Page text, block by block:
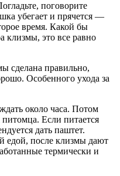
поговорите
убегает и прячется —
время. Какой бы
клизмы, это все равно
сделана правильно,
Особенного ухода за
около часа. Потом
Если питается
дать паштет.
едой, после клизмы дают
термически и